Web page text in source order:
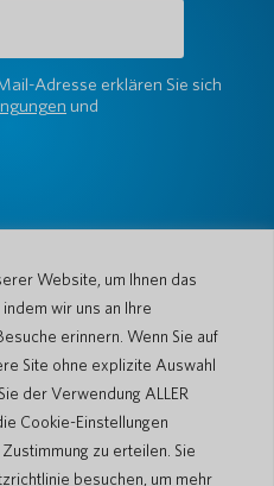
Website, um Ihnen das
wir uns an Ihre
erinnern. Wenn Sie auf
Site ohne explizite Auswahl
der Verwendung ALLER
Cookie-Einstellungen
zu erteilen. Sie
besuchen, um mehr
Adresse erklären Sie sich
und
Nachrichtenraum
#AllSpokenHere
Eingeschränkte Garantie